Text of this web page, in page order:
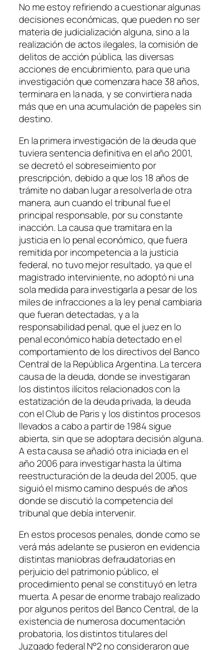
No me estoy refiriendo a cuestionar algunas
decisiones económicas, que pueden no ser
materia de judicialización alguna, sino a la
realización de actos ilegales, la comisión de
delitos de acción pública, las diversas
acciones de encubrimiento, para que una
investigación que comenzara hace 38 años,
terminara en la nada, y se convirtiera nada
más que en una acumulación de papeles sin
destino.
En la primera investigación de la deuda que
tuviera sentencia definitiva en el año 2001,
se decretó el sobreseimiento por
prescripción, debido a que los 18 años de
trámite no daban lugar a resolverla de otra
manera, aun cuando el tribunal fue el
principal responsable, por su constante
inacción. La causa que tramitara en la
justicia en lo penal económico, que fuera
remitida por incompetencia a la justicia
federal, no tuvo mejor resultado, ya que el
magistrado interviniente, no adoptó ni una
sola medida para investigarla a pesar de los
miles de infracciones a la ley penal cambiaria
que fueran detectadas, y a la
responsabilidad penal, que el juez en lo
penal económico había detectado en el
comportamiento de los directivos del Banco
Central de la República Argentina. La tercera
causa de la deuda, donde se investigaran
los distintos ilícitos relacionados con la
estatización de la deuda privada, la deuda
con el Club de Paris y los distintos procesos
llevados a cabo a partir de 1984 sigue
abierta, sin que se adoptara decisión alguna.
A esta causa se añadió otra iniciada en el
año 2006 para investigar hasta la última
reestructuración de la deuda del 2005, que
siguió el mismo camino después de años
donde se discutió la competencia del
tribunal que debía intervenir.
En estos procesos penales, donde como se
verá más adelante se pusieron en evidencia
distintas maniobras defraudatorias en
perjuicio del patrimonio público, el
procedimiento penal se constituyó en letra
muerta. A pesar de enorme trabajo realizado
por algunos peritos del Banco Central, de la
existencia de numerosa documentación
probatoria, los distintos titulares del
Juzgado federal N°2 no consideraron que